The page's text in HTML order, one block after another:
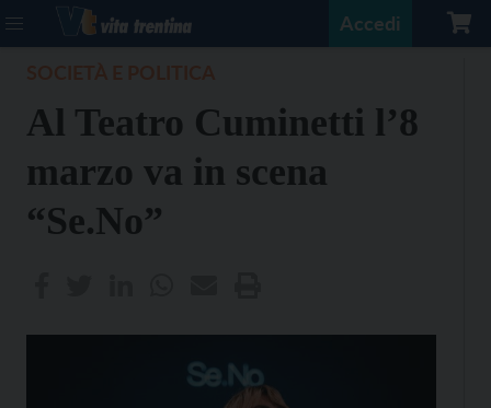
Accedi
Al Teatro Cuminetti l’8
marzo va in scena
“Se.No”